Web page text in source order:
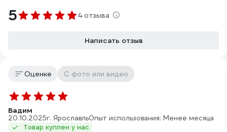
5 4 отзыва
Написать отзыв
Оценке С фото или видео
Вадим
20.10.2025г. ЯрославльОпыт использования: Менее месяца
Товар куплен у нас